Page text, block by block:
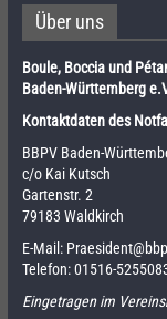
Über uns
Boule, Boccia und
Baden-Württemberg
Kontaktdaten des
BBPV Baden-
c/o Kai Kutsch
Gartenstr. 2
79183 Waldkirch
E-Mail:
Telefon:01516-
Eingetragen im